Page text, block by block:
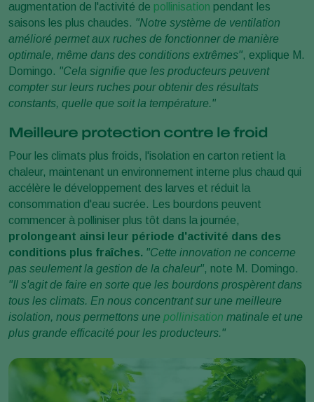
augmentation de l'activité de pollinisation pendant les
saisons les plus chaudes. "Notre système de ventilation
amélioré permet aux ruches de fonctionner de manière
optimale, même dans des conditions extrêmes", explique M.
Domingo. "Cela signifie que les producteurs peuvent
compter sur leurs ruches pour obtenir des résultats
constants, quelle que soit la température."
Meilleure protection contre le froid
Pour les climats plus froids, l'isolation en carton retient la
chaleur, maintenant un environnement interne plus chaud qui
accélère le développement des larves et réduit la
consommation d'eau sucrée. Les bourdons peuvent
commencer à polliniser plus tôt dans la journée,
prolongeant ainsi leur période d'activité dans des
conditions plus fraîches. "Cette innovation ne concerne
pas seulement la gestion de la chaleur", note M. Domingo.
"Il s'agit de faire en sorte que les bourdons prospèrent dans
tous les climats. En nous concentrant sur une meilleure
isolation, nous permettons une pollinisation matinale et une
plus grande efficacité pour les producteurs."